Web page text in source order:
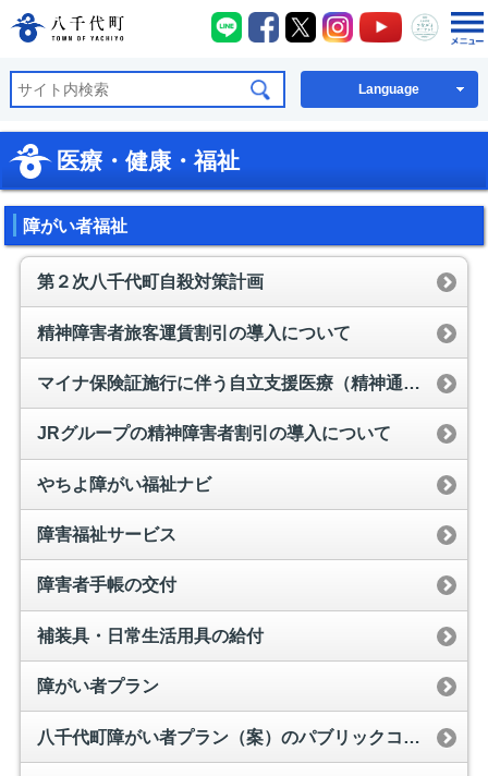
八千代町公式ホームページ
八千代町LINE
八千代町Facebook
八千代町X八千代町Instagram
八千代町
八千
Language
医療・健康・福祉
障がい者福祉
第２次八千代町自殺対策計画
精神障害者旅客運賃割引の導入について
マイナ保険証施行に伴う自立支援医療（精神通院）の支給認定手続きについて
JRグループの精神障害者割引の導入について
やちよ障がい福祉ナビ
障害福祉サービス
障害者手帳の交付
補装具・日常生活用具の給付
障がい者プラン
八千代町障がい者プラン（案）のパブリックコメントの実施について